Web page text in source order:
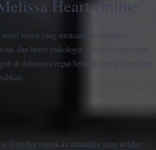
Heart Online
visual yang mencampur romansa,
dan horor psikologis. Semua terasa manis
di dalamnya cepat berubah menjadi sesuatu
Tom dan masuk ke dinamika yang terlihat